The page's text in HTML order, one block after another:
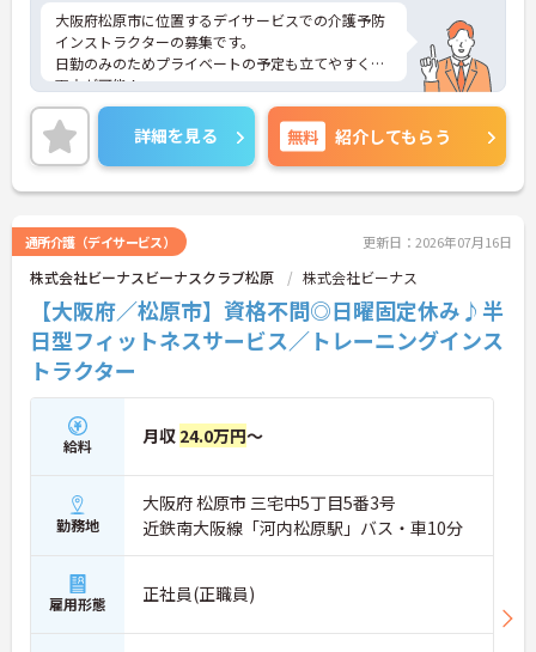
大阪府松原市に位置するデイサービスでの介護予防
インストラクターの募集です。
日勤のみのためプライベートの予定も立てやすく、
両立が可能！
経験不問・資格不問のため初めてのお仕事にピッタ
リ！
ご興味のある方はご面接のポイントをお伝えいたし
ますので、お気軽にご相談ください。
詳細を見る 無料 紹介してもらう
通所介護（デイサービス） 更新日：2026年07月16日
株式会社ビーナスビーナスクラブ松原 株式会社ビーナス
【大阪府／松原市】資格不問◎日曜固定休み♪半
日型フィットネスサービス／トレーニングインス
トラクター
給料 月収 24.0万円～
勤務地
大阪府 松原市 三宅中5丁目5番3号
近鉄南大阪線「河内松原駅」バス・車10分
雇用形態 正社員(正職員)